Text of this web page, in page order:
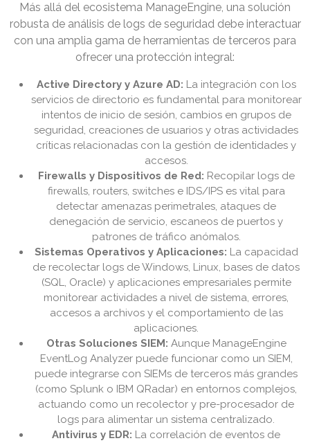
Más allá del ecosistema ManageEngine, una solución
robusta de análisis de logs de seguridad debe interactuar
con una amplia gama de herramientas de terceros para
ofrecer una protección integral:
Active Directory y Azure AD: La integración con los
servicios de directorio es fundamental para monitorear
intentos de inicio de sesión, cambios en grupos de
seguridad, creaciones de usuarios y otras actividades
críticas relacionadas con la gestión de identidades y
accesos.
Firewalls y Dispositivos de Red: Recopilar logs de
firewalls, routers, switches e IDS/IPS es vital para
detectar amenazas perimetrales, ataques de
denegación de servicio, escaneos de puertos y
patrones de tráfico anómalos.
Sistemas Operativos y Aplicaciones: La capacidad
de recolectar logs de Windows, Linux, bases de datos
(SQL, Oracle) y aplicaciones empresariales permite
monitorear actividades a nivel de sistema, errores,
accesos a archivos y el comportamiento de las
aplicaciones.
Otras Soluciones SIEM: Aunque ManageEngine
EventLog Analyzer puede funcionar como un SIEM,
puede integrarse con SIEMs de terceros más grandes
(como Splunk o IBM QRadar) en entornos complejos,
actuando como un recolector y pre-procesador de
logs para alimentar un sistema centralizado.
Antivirus y EDR: La correlación de eventos de